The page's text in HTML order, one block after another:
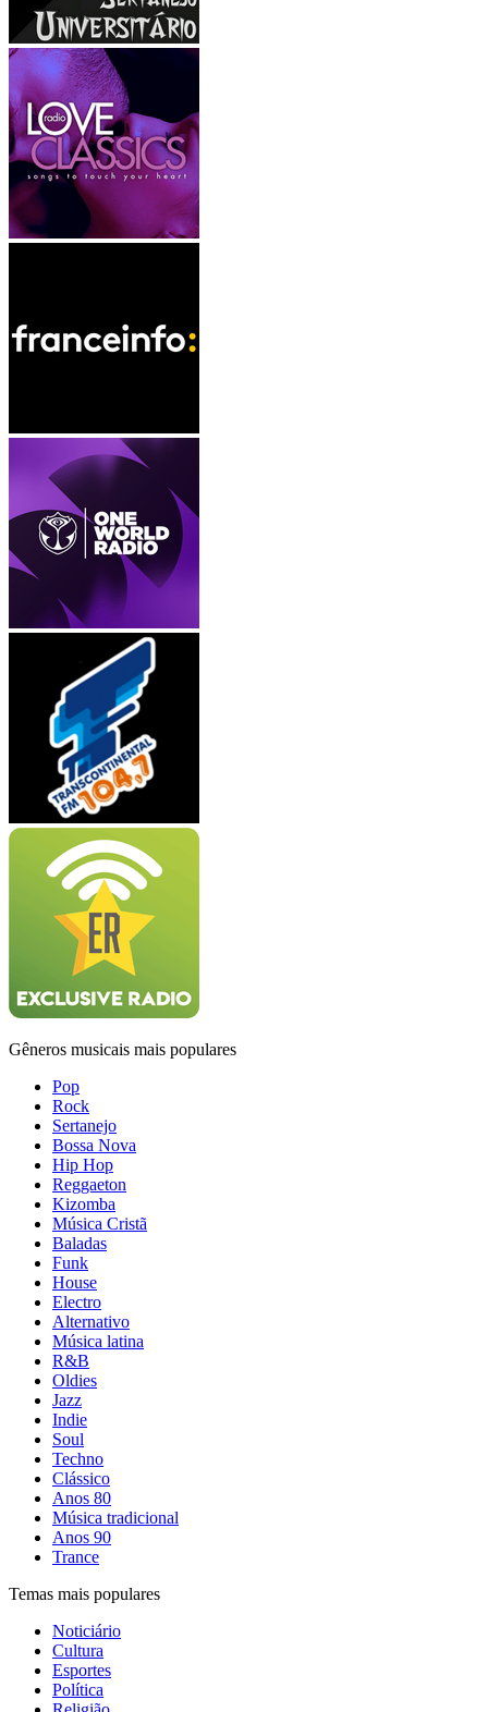
Gêneros musicais mais populares
Pop
Rock
Sertanejo
Bossa Nova
Hip Hop
Reggaeton
Kizomba
Música Cristã
Baladas
Funk
House
Electro
Alternativo
Música latina
R&B
Oldies
Jazz
Indie
Soul
Techno
Clássico
Anos 80
Música tradicional
Anos 90
Trance
Temas mais populares
Noticiário
Cultura
Esportes
Política